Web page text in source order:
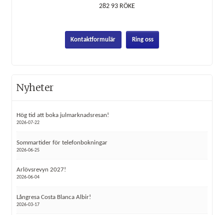
282 93 RÖKE
Kontaktformulär Ring oss
Nyheter
Hög tid att boka julmarknadsresan!
2026-07-22
Sommartider för telefonbokningar
2026-06-25
Arlövsrevyn 2027!
2026-06-04
Långresa Costa Blanca Albir!
2026-03-17